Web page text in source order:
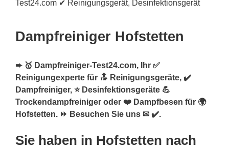
Dampfreiniger Hofstetten
➨ 🥇 Dampfreiniger-Test24.com, Ihr ✅
Reinigungexperte für 🔝 Reinigungsgeräte, ✔️
Dampfreiniger, ⭐ Desinfektionsgeräte 💪
Trockendampfreiniger oder ❤️ Dampfbesen für 🌍
Hofstetten. ⏩ Besuchen Sie uns ✉ ✔️.
Sie haben in Hofstetten nach